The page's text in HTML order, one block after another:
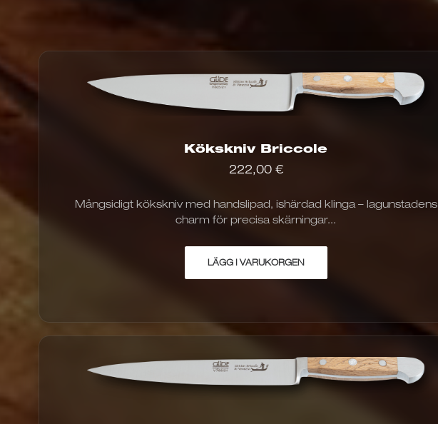
Kökskniv Briccole
222,00 €
Mångsidigt kökskniv med handslipad, ishärdad klinga – lagunstadens
charm för precisa skärningar...
LÄGG I VARUKORGEN